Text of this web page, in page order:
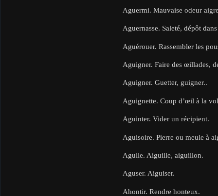
Aguermi. Mauvaise odeur
Aguernasse. Saleté, dépôt
Aguérouer. Rassembler les
Aguigner. Faire des œillades,
Aguigner. Guetter, guigner..
Aguignette. Coup d’œil à la
Aguinter. Vider un récipient.
Aguisoire. Pierre ou meule à
Agulle. Aiguille, aiguillon.
Aguser. Aiguiser.
Ahontir. Rendre honteux.